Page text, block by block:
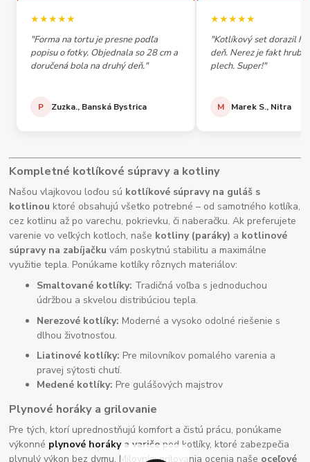
★★★★★
"Forma na tortu je presne podľa
popisu o fotky. Objednala so 28 cm a
doručená bola na druhý deň."
P Zuzka., Banská Bystrica
★★★★★
"Kotlíkový set dorazil
deň. Nerez je fakt
plech. Super!"
M Marek S., Nitra
Kompletné kotlíkové súpravy a kotliny
Našou vlajkovou loďou sú kotlíkové súpravy na guláš s
kotlinou ktoré obsahujú všetko potrebné – od samotného kotlíka,
cez kotlinu až po varechu, pokrievku, či naberačku. Ak preferujete
varenie vo veľkých kotloch, naše kotliny (paráky) a kotlinové
súpravy na zabíjačku vám poskytnú stabilitu a maximálne
využitie tepla. Ponúkame kotlíky rôznych materiálov:
Smaltované kotlíky: Tradičná voľba s jednoduchou
údržbou a skvelou distribúciou tepla.
Nerezové kotlíky: Moderné a vysoko odolné riešenie s
dlhou životnosťou.
Liatinové kotlíky: Pre milovníkov pomalého varenia a
pravej sýtosti chutí.
Medené kotlíky: Pre gulášových majstrov
Plynové horáky a grilovanie
Pre tých, ktorí uprednostňujú komfort a čistú prácu, ponúkame
výkonné plynové horákya variče pod kotlíky, ktoré zabezpečia
plynulý výkon bez dymu. Milovníci grilovania ocenia naše oceľové